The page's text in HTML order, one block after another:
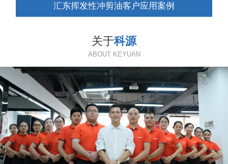
汇东挥发性冲剪油客户应用案例
关于科源
ABOUT KEYUAN